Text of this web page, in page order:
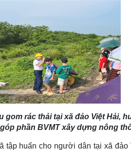
gom rác thải tại xã đảo Việt Hải,
góp phần BVMT xây dựng nông
tập huấn cho người dân tại xã đảo